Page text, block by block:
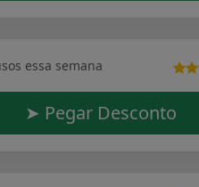
essa semana
➤ Pegar Desconto